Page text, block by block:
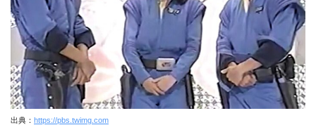
出典： https://pbs.twimg.com